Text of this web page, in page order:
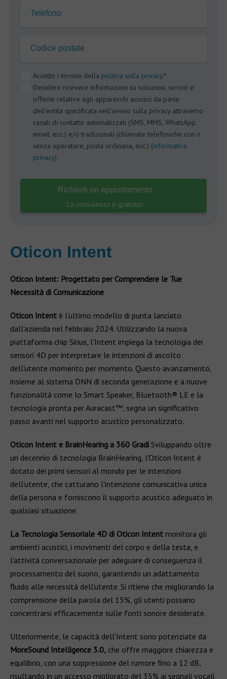
Telefono
Codice postale
Accetto i termini della politica sulla privacy.*
Desidero ricevere informazioni su soluzioni, servizi e
offerte relative agli apparecchi acustici da parte
dell'entità specificata nell'avviso sulla privacy attraverso
canali di contatto automatizzati (SMS, MMS, WhatsApp,
email, ecc.) e/o tradizionali (chiamate telefoniche con o
senza operatore, posta ordinaria, ecc.) (informativa
privacy)
Richiedi un appuntamento
La consulenza è gratuita!
Oticon Intent
Oticon Intent: Progettato per Comprendere le Tue
Necessità di Comunicazione
Oticon Intent è l'ultimo modello di punta lanciato
dall'azienda nel febbraio 2024. Utilizzando la nuova
piattaforma chip Sirius, l'Intent impiega la tecnologia dei
sensori 4D per interpretare le intenzioni di ascolto
dell'utente momento per momento. Questo avanzamento,
insieme al sistema DNN di seconda generazione e a nuove
funzionalità come lo Smart Speaker, Bluetooth® LE e la
tecnologia pronta per Auracast™, segna un significativo
passo avanti nel supporto acustico personalizzato.
Oticon Intent e BrainHearing a 360 Gradi Sviluppando oltre
un decennio di tecnologia BrainHearing, l'Oticon Intent è
dotato dei primi sensori al mondo per le intenzioni
dell'utente, che catturano l'intenzione comunicativa unica
della persona e forniscono il supporto acustico adeguato in
qualsiasi situazione.
La Tecnologia Sensoriale 4D di Oticon Intent monitora gli
ambienti acustici, i movimenti del corpo e della testa, e
l'attività conversazionale per adeguare di conseguenza il
processamento del suono, garantendo un adattamento
fluido alle necessità dell'utente. Si ritiene che migliorando la
comprensione della parola del 15%, gli utenti possano
concentrarsi efficacemente sulle fonti sonore desiderate.
Ulteriormente, le capacità dell'Intent sono potenziate da
MoreSound Intelligence 3.0, che offre maggiore chiarezza e
equilibrio, con una soppressione del rumore fino a 12 dB,
risultando in un accesso migliorato del 35% ai segnali vocali